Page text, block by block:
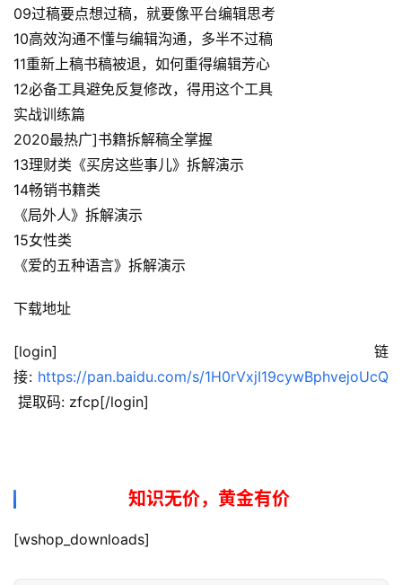
运
营
百
科
创
业
资
源
会
专
09过稿要点想过稿，就要像平台编辑思考
10高效沟通不懂与编辑沟通，多半不过稿
11重新上稿书稿被退，如何重得编辑芳心
12必备工具避免反复修改，得用这个工具
实战训练篇
2020最热广]书籍拆解稿全掌握
13理财类《买房这些事儿》拆解演示
14畅销书籍类
《局外人》拆解演示
15女性类
《爱的五种语言》拆解演示
下载地址
[login]链
接: https://pan.baidu.com/s/1H0rVxjI19cywBphvejoUcQ
提取码: zfcp[/login]
知识无价，黄金有价
[wshop_downloads]